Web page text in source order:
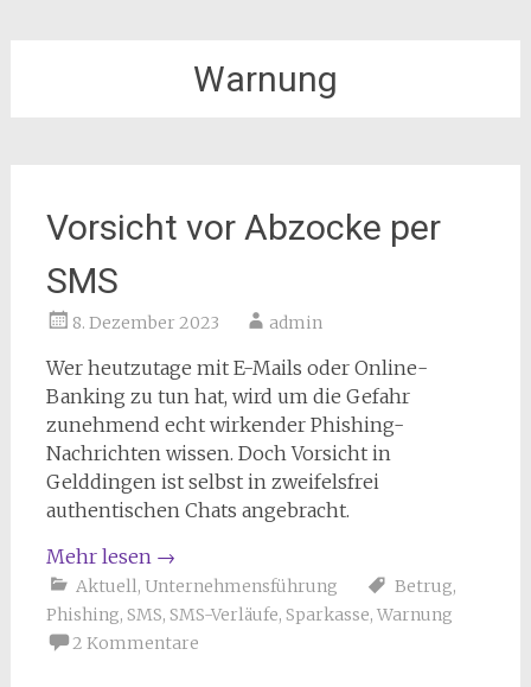
Warnung
Vorsicht vor Abzocke per
SMS
8. Dezember 2023 admin
Wer heutzutage mit E-Mails oder Online-
Banking zu tun hat, wird um die Gefahr
zunehmend echt wirkender Phishing-
Nachrichten wissen. Doch Vorsicht in
Gelddingen ist selbst in zweifelsfrei
authentischen Chats angebracht.
Mehr lesen →
Aktuell, Unternehmensführung Betrug,
Phishing, SMS, SMS-Verläufe, Sparkasse, Warnung
2 Kommentare